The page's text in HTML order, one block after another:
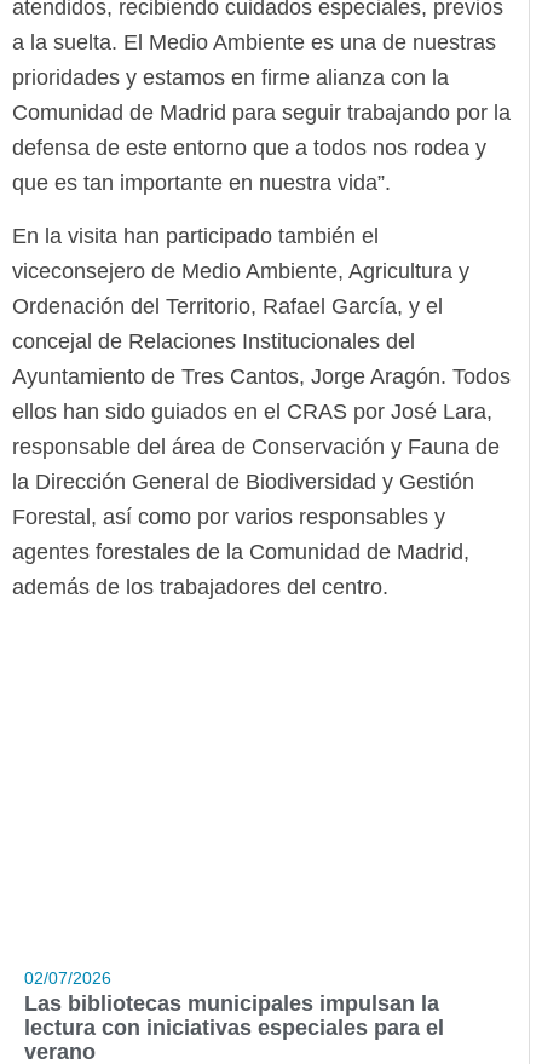
atendidos, recibiendo cuidados especiales, previos
a la suelta. El Medio Ambiente es una de nuestras
prioridades y estamos en firme alianza con la
Comunidad de Madrid para seguir trabajando por la
defensa de este entorno que a todos nos rodea y
que es tan importante en nuestra vida”.
En la visita han participado también el
viceconsejero de Medio Ambiente, Agricultura y
Ordenación del Territorio, Rafael García, y el
concejal de Relaciones Institucionales del
Ayuntamiento de Tres Cantos, Jorge Aragón. Todos
ellos han sido guiados en el CRAS por José Lara,
responsable del área de Conservación y Fauna de
la Dirección General de Biodiversidad y Gestión
Forestal, así como por varios responsables y
agentes forestales de la Comunidad de Madrid,
además de los trabajadores del centro.
02/07/2026
Las bibliotecas municipales impulsan la
lectura con iniciativas especiales para el
verano